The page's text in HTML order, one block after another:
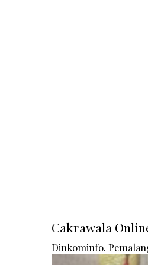
Cakrawala
Dinkominfo.